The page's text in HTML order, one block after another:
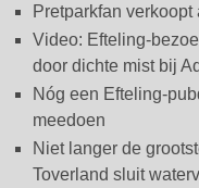
Pretparkfan
Video: Efteling-
door dichte mist bij
Nóg een Efteling-
meedoen
Niet langer de
Toverland sluit